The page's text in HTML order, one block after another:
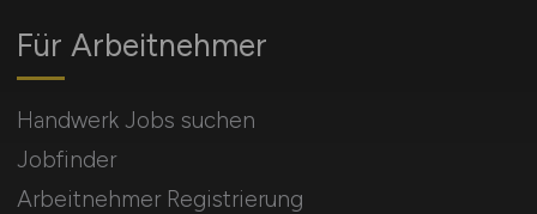
Für Arbeitnehmer
Handwerk Jobs suchen
Jobfinder
Arbeitnehmer Registrierung